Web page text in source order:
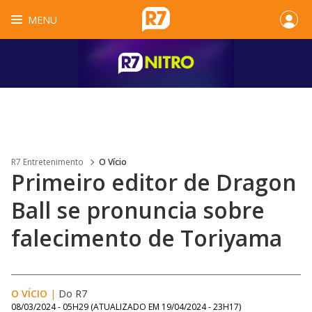
MENU
R7 Entretenimento O Vício
Primeiro editor de Dragon
Ball se pronuncia sobre
falecimento de Toriyama
O VÍCIO | Do R7
08/03/2024 - 05H29 (ATUALIZADO EM 19/04/2024 - 23H17)